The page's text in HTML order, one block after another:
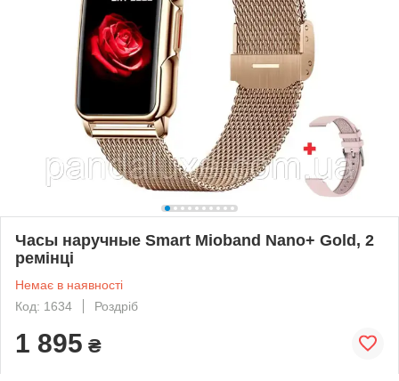
Часы наручные Smart Mioband Nano+ Gold, 2
ремінці
Немає в наявності
Код: 1634
Роздріб
1 895 ₴